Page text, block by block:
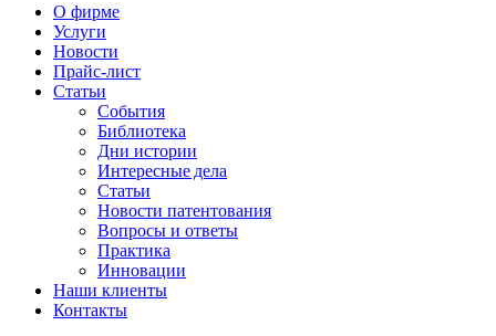
О фирме
Услуги
Новости
Прайс-лист
Статьи
События
Библиотека
Дни истории
Интересные дела
Статьи
Новости патентования
Вопросы и ответы
Практика
Инновации
Наши клиенты
Контакты